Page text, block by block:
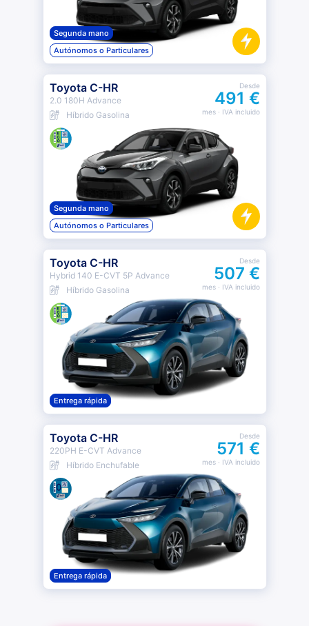
Segunda mano
Autónomos o Particulares
Toyota C-HR
2.0 180H Advance
Híbrido Gasolina
Desde
491 €
mes· IVA incluido
Segunda mano
Autónomos o Particulares
Toyota C-HR
Hybrid 140 E-CVT 5P Advance
Híbrido Gasolina
Desde
507 €
mes· IVA incluido
Entrega rápida
Toyota C-HR
220PH E-CVT Advance
Híbrido Enchufable
Desde
571 €
mes· IVA incluido
Entrega rápida